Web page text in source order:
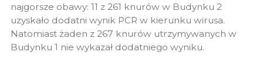
najgorsze obawy: 11 z 261 knurów w Budynku 2
uzyskało dodatni wynik PCR w kierunku wirusa.
Natomiast żaden z 267 knurów utrzymywanych w
Budynku 1 nie wykazał dodatniego wyniku.